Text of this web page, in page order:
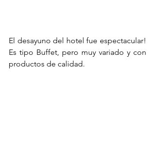
El desayuno del hotel fue espectacular!
Es tipo Buffet, pero muy variado y con
productos de calidad.